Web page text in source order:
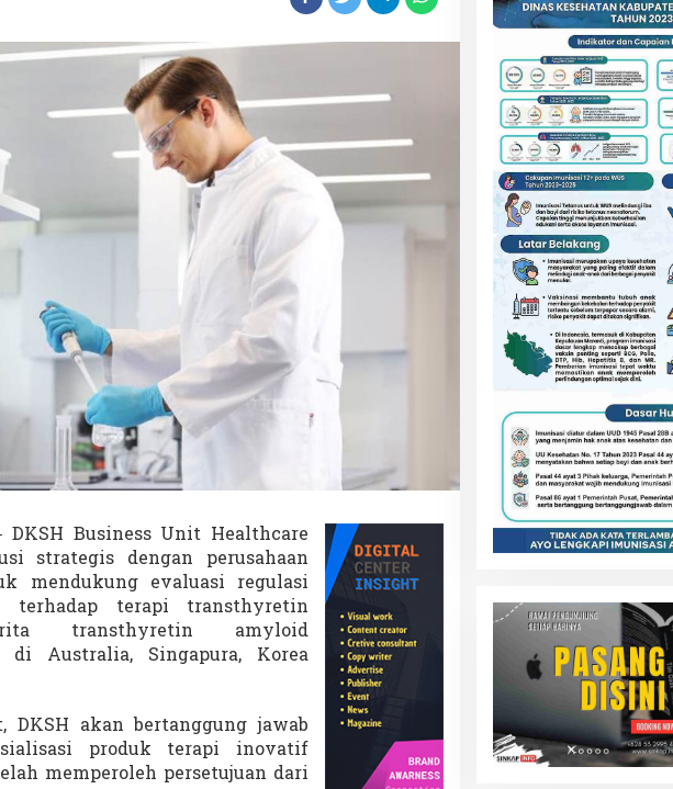
DKSH Business Unit Healthcare
strategis dengan perusahaan
mendukung evaluasi regulasi
terhadap terapi transthyretin
transthyretin amyloid
di Australia, Singapura, Korea
DKSH akan bertanggung jawab
produk terapi inovatif
memperoleh persetujuan dari